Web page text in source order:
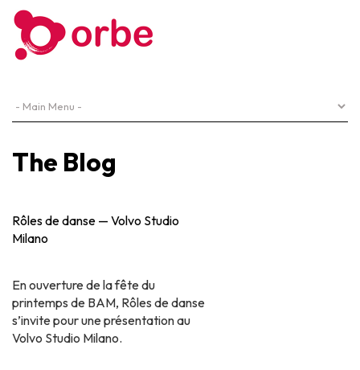
The Blog
Rôles de danse — Volvo Studio
Milano
En ouverture de la fête du
printemps de BAM, Rôles de danse
s’invite pour une présentation au
Volvo Studio Milano.